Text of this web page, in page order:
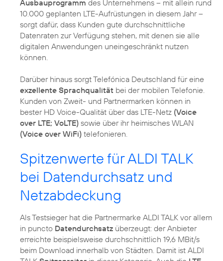
Ausbauprogramm des Unternehmens – mit allein rund
10.000 geplanten LTE-Aufrüstungen in diesem Jahr –
sorgt dafür, dass Kunden gute durchschnittliche
Datenraten zur Verfügung stehen, mit denen sie alle
digitalen Anwendungen uneingeschränkt nutzen
können.
Darüber hinaus sorgt Telefónica Deutschland für eine
exzellente Sprachqualität bei der mobilen Telefonie.
Kunden von Zweit- und Partnermarken können in
bester HD Voice-Qualität über das LTE-Netz (Voice
over LTE; VoLTE) sowie über ihr heimisches WLAN
(Voice over WiFi)
Spitzenwerte für ALDI TALK
bei Datendurchsatz und
Netzabdeckung
Als Testsieger hat die Partnermarke ALDI TALK vor allem
in puncto Datendurchsatz überzeugt: der Anbieter
erreichte beispielsweise durchschnittlich 19,6 MBit/s
beim Download innerhalb von Städten. Damit ist ALDI